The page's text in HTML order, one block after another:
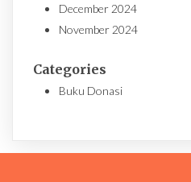
December 2024
November 2024
Categories
Buku Donasi